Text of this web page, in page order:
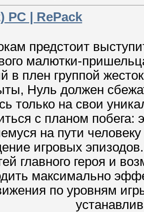
PC | RePack
предстоит
малютки-
в плен группой
Нуль должен
только на свои
с планом
на пути
игровых
главного героя и
максимально
по уровням